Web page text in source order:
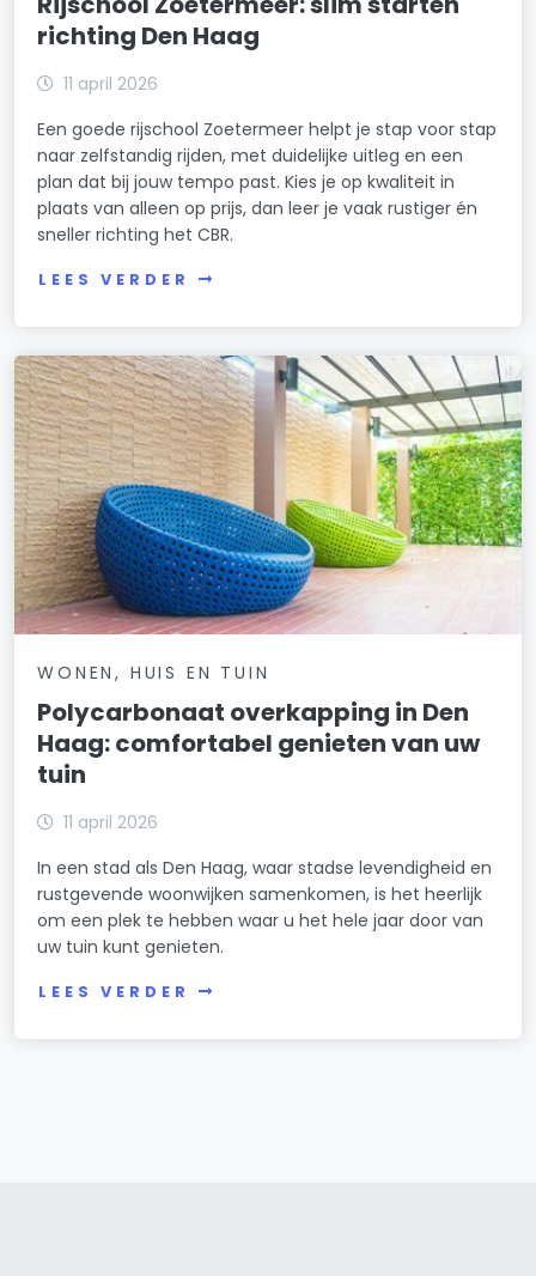
richting Den Haag
11 april 2026
Een goede rijschool Zoetermeer helpt je stap voor stap
naar zelfstandig rijden, met duidelijke uitleg en een
plan dat bij jouw tempo past. Kies je op kwaliteit in
plaats van alleen op prijs, dan leer je vaak rustiger én
sneller richting het CBR.
LEES VERDER
WONEN, HUIS EN TUIN
Polycarbonaat overkapping in Den
Haag: comfortabel genieten van uw
tuin
11 april 2026
In een stad als Den Haag, waar stadse levendigheid en
rustgevende woonwijken samenkomen, is het heerlijk
om een plek te hebben waar u het hele jaar door van
uw tuin kunt genieten.
LEES VERDER